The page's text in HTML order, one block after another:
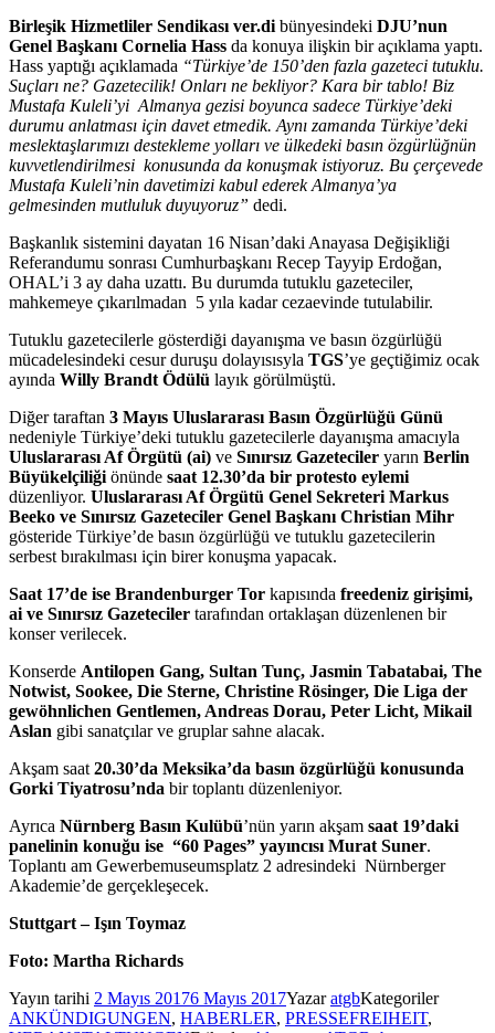
Birleşik Hizmetliler Sendikası ver.dibünyesindeki DJU’nun
Genel Başkanı Cornelia Hass da konuya ilişkin bir açıklama yaptı.
Hass yaptığı açıklamada “Türkiye’de 150’den fazla gazeteci tutuklu.
Suçları ne? Gazetecilik! Onları ne bekliyor? Kara bir tablo! Biz
Mustafa Kuleli’yi Almanya gezisi boyunca sadece Türkiye’deki
durumu anlatması için davet etmedik. Aynı zamanda Türkiye’deki
meslektaşlarımızı destekleme yolları ve ülkedeki basın özgürlüğnün
kuvvetlendirilmesi konusunda da konuşmak istiyoruz. Bu çerçevede
Mustafa Kuleli’nin davetimizi kabul ederek Almanya’ya
gelmesinden mutluluk duyuyoruz” dedi.
Başkanlık sistemini dayatan 16 Nisan’daki Anayasa Değişikliği
Referandumu sonrası Cumhurbaşkanı Recep Tayyip Erdoğan,
OHAL’i 3 ay daha uzattı. Bu durumda tutuklu gazeteciler,
mahkemeye çıkarılmadan 5 yıla kadar cezaevinde tutulabilir.
Tutuklu gazetecilerle gösterdiği dayanışma ve basın özgürlüğü
mücadelesindeki cesur duruşu dolayısısyla TGS’ye geçtiğimiz ocak
ayında Willy Brandt Ödülü layık görülmüştü.
Diğer taraftan 3 Mayıs Uluslararası Basın Özgürlüğü Günü
nedeniyle Türkiye’deki tutuklu gazetecilerle dayanışma amacıyla
Uluslararası Af Örgütü (ai) ve Sınırsız Gazeteciler yarın Berlin
Büyükelçiliğiönünde saat 12.30’da bir protesto eylemi
düzenliyor. Uluslararası Af Örgütü Genel Sekreteri Markus
Beeko ve Sınırsız Gazeteciler Genel Başkanı Christian Mihr
gösteride Türkiye’de basın özgürlüğü ve tutuklu gazetecilerin
serbest bırakılması için birer konuşma yapacak.
Saat 17’de ise Brandenburger Tor kapısında freedeniz girişimi,
ai ve Sınırsız Gazeteciler tarafından ortaklaşan düzenlenen bir
konser verilecek.
Konserde Antilopen Gang, Sultan Tunç, Jasmin Tabatabai, The
Notwist, Sookee, Die Sterne, Christine Rösinger, Die Liga der
gewöhnlichen Gentlemen, Andreas Dorau, Peter Licht, Mikail
Aslan gibi sanatçılar ve gruplar sahne alacak.
Akşam saat20.30’da Meksika’da basın özgürlüğü konusunda
Gorki Tiyatrosu’nda bir toplantı düzenleniyor.
Ayrıca Nürnberg Basın Kulübü’nün yarın akşam saat 19’daki
panelinin konuğu ise “60 Pages” yayıncısı Murat Suner.
Toplantı am Gewerbemuseumsplatz 2 adresindeki Nürnberger
Akademie’de gerçekleşecek.
Stuttgart – Işın Toymaz
Foto: Martha Richards
Yayın tarihi 2 Mayıs 20176 Mayıs 2017YazaratgbKategoriler
ANKÜNDIGUNGEN, HABERLER, PRESSEFREIHEIT,